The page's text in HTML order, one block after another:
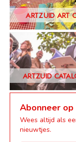
Abonneer
Wees altijd als
nieuwtjes.